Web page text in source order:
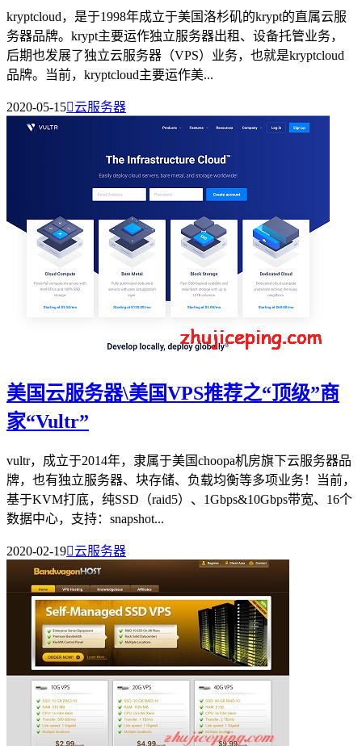
kryptcloud，是于1998年成立于美国洛杉矶的krypt的直属云服
务器品牌。krypt主要运作独立服务器出租、设备托管业务，
后期也发展了独立云服务器（VPS）业务，也就是kryptcloud
品牌。当前，kryptcloud主要运作美...
2020-05-15云服务器
美国云服务器\美国VPS推荐之“顶级”商
家“Vultr”
vultr，成立于2014年，隶属于美国choopa机房旗下云服务器品
牌，也有独立服务器、块存储、负载均衡等多项业务！当前，
基于KVM打底，纯SSD（raid5）、1Gbps&10Gbps带宽、16个
数据中心，支持：snapshot...
2020-02-19云服务器